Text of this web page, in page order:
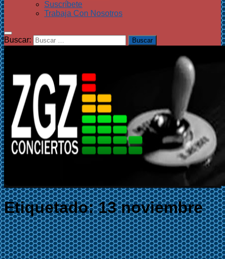
Suscríbete
Trabaja Con Nosotros
Buscar:
Etiquetado:13 noviembre